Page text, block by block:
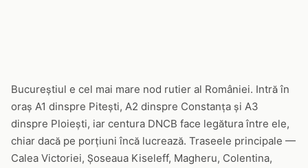
Bucureștiul e cel mai mare nod rutier al României. Intră în
oraș A1 dinspre Pitești, A2 dinspre Constanța și A3
dinspre Ploiești, iar centura DNCB face legătura între ele,
chiar dacă pe porțiuni încă lucrează. Traseele principale —
Calea Victoriei, Șoseaua Kiseleff, Magheru, Colentina,